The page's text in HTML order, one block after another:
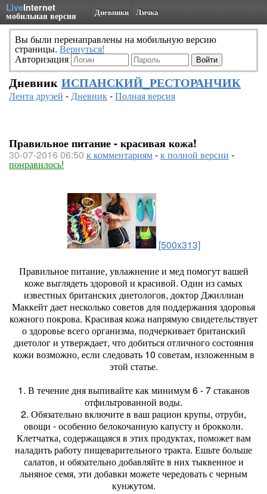
LiveInternet
мобильная версия Дневники Личка
Вы были перенаправлены на мобильную версию
страницы. Вернуться!
Авторизация
Дневник ИСПАНСКИЙ_РЕСТОРАНЧИК
Лента друзей -Дневник-Полная версия
Правильное питание - красивая кожа!
30-07-2016 06:50 к комментариям-к полной версии -
понравилось!
[500x313]
Правильное питание, увлажнение и мед помогут вашей
коже выглядеть здоровой и красивой. Один из самых
известных британских диетологов, доктор Джиллиан
Маккейт дает несколько советов для поддержания здоровья
кожного покрова. Красивая кожа напрямую свидетельствует
о здоровье всего организма, подчеркивает британский
диетолог и утверждает, что добиться отличного состояния
кожи возможно, если следовать 10 советам, изложенным в
этой статье.
1. В течение дня выпивайте как минимум 6 - 7 стаканов
отфильтрованной воды.
2. Обязательно включите в ваш рацион крупы, отруби,
овощи - особенно белокочанную капусту и брокколи.
Клетчатка, содержащаяся в этих продуктах, поможет вам
наладить работу пищеварительного тракта. Ешьте больше
салатов, и обязательно добавляйте в них тыквенное и
льняное семя, эти добавки можете чередовать с черным
кунжутом.